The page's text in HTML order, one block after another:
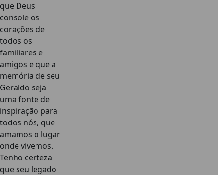
que Deus
console os
corações de
todos os
familiares e
amigos e que a
memória de seu
Geraldo seja
uma fonte de
inspiração para
todos nós, que
amamos o lugar
onde vivemos.
Tenho certeza
que seu legado